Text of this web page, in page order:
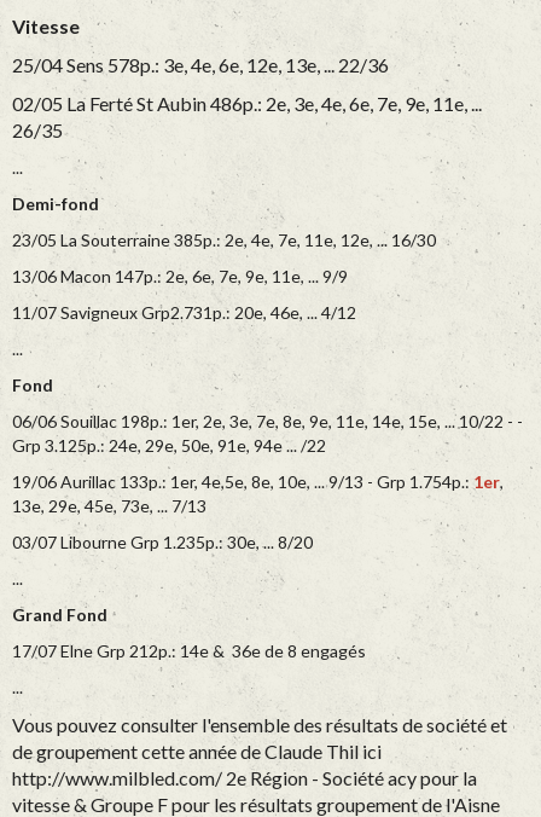
Vitesse
25/04 Sens 578p.: 3e, 4e, 6e, 12e, 13e, ... 22/36
02/05 La Ferté St Aubin 486p.: 2e, 3e, 4e, 6e, 7e, 9e, 11e, ...
26/35
...
Demi-fond
23/05 La Souterraine 385p.: 2e, 4e, 7e, 11e, 12e, ... 16/30
13/06 Macon 147p.: 2e, 6e, 7e, 9e, 11e, ... 9/9
11/07 Savigneux Grp2.731p.: 20e, 46e, ... 4/12
...
Fond
06/06 Souillac 198p.: 1er, 2e, 3e, 7e, 8e, 9e, 11e, 14e, 15e, ... 10/22 - -
Grp 3.125p.: 24e, 29e, 50e, 91e, 94e ... /22
19/06 Aurillac 133p.: 1er, 4e,5e, 8e, 10e, ... 9/13 - Grp 1.754p.: 1er,
13e, 29e, 45e, 73e, ... 7/13
03/07 Libourne Grp 1.235p.: 30e, ... 8/20
...
Grand Fond
17/07 Elne Grp 212p.: 14e & 36e de 8 engagés
...
Vous pouvez consulter l'ensemble des résultats de société et
de groupement cette année de Claude Thil ici
http://www.milbled.com/ 2e Région - Société acy pour la
vitesse & Groupe F pour les résultats groupement de l'Aisne